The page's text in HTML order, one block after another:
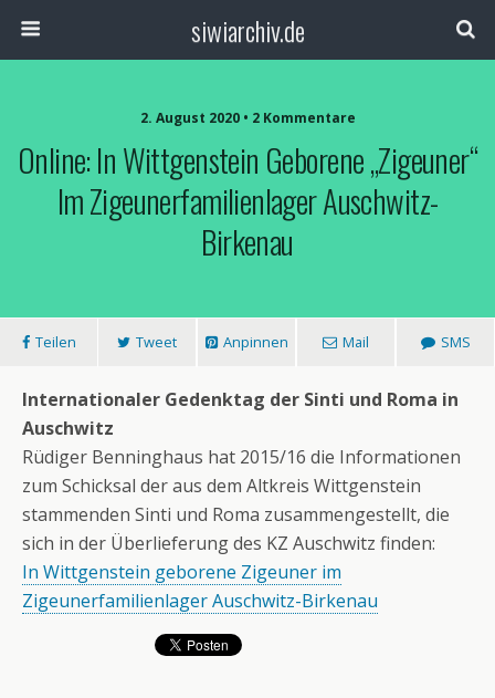
siwiarchiv.de
2. August 2020 • 2 Kommentare
Online: In Wittgenstein Geborene „Zigeuner“
Im Zigeunerfamilienlager Auschwitz-
Birkenau
Teilen Tweet Anpinnen Mail SMS
Internationaler Gedenktag der Sinti und Roma in
Auschwitz
Rüdiger Benninghaus hat 2015/16 die Informationen
zum Schicksal der aus dem Altkreis Wittgenstein
stammenden Sinti und Roma zusammengestellt, die
sich in der Überlieferung des KZ Auschwitz finden:
In Wittgenstein geborene Zigeuner im
Zigeunerfamilienlager Auschwitz-Birkenau